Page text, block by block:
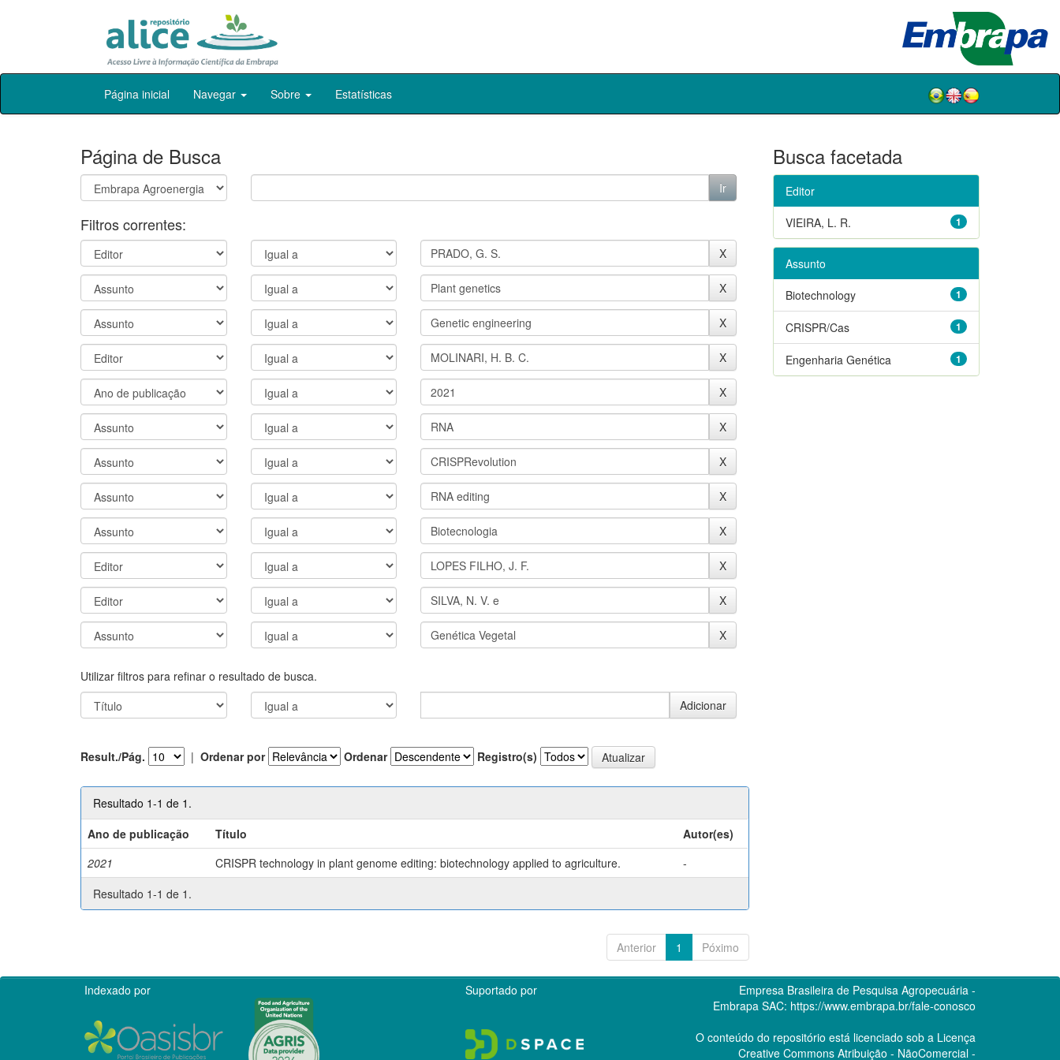
Skip
Página inicial Navegar Sobre Estatísticas
Página de Busca
Filtros correntes:
Utilizar filtros para refinar o resultado de busca.
Result./Pág. | Ordenar por Ordenar Registro(s)
Resultado 1-1 de 1.
Ano de publicação
Título
Autor(es)
2021
CRISPR technology in plant genome editing: biotechnology applied to agriculture.
-
Resultado 1-1 de 1.
Anterior 1 Póximo
Busca facetada
Editor
1
VIEIRA, L. R.
Assunto
1
Biotechnology
1
CRISPR/Cas
1
Engenharia Genética
Indexado por Suportado por
Empresa Brasileira de Pesquisa Agropecuária -
Embrapa SAC: https://www.embrapa.br/fale-conosco
O conteúdo do repositório está licenciado sob a Licença
Creative CommonsAtribuição - NãoComercial -